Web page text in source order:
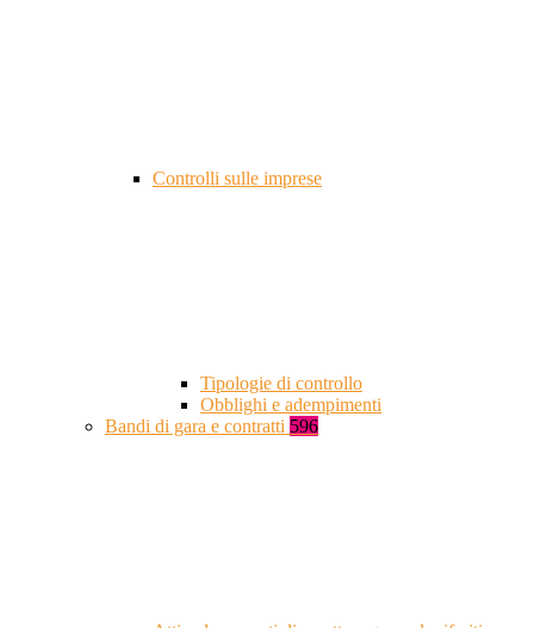
Controlli sulle imprese
Tipologie di controllo
Obblighi e adempimenti
Bandi di gara e contratti 596